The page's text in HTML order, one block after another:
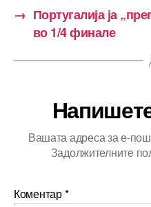
→ Португалија ја
во 1/4 финале
Вашата адреса за е-
Задолжителните
Коментар*